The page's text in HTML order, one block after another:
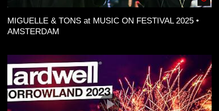
MIGUELLE & TONS at MUSIC ON FESTIVAL 2025 •
AMSTERDAM